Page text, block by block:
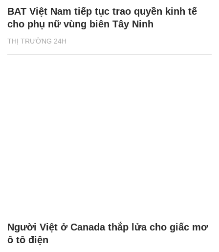
THỊ TRƯỜNG 24H
BAT Việt Nam tiếp tục trao quyền kinh tế
cho phụ nữ vùng biên Tây Ninh
Người Việt ở Canada thắp lửa cho giấc mơ
ô tô điện